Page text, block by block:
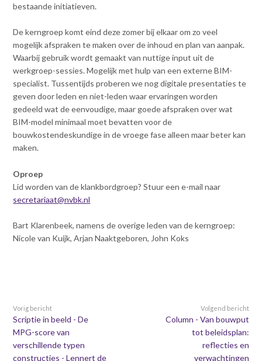
bestaande initiatieven.
De kerngroep komt eind deze zomer bij elkaar om zo veel
mogelijk afspraken te maken over de inhoud en plan van aanpak.
Waarbij gebruik wordt gemaakt van nuttige input uit de
werkgroep-sessies. Mogelijk met hulp van een externe BIM-
specialist. Tussentijds proberen we nog digitale presentaties te
geven door leden en niet-leden waar ervaringen worden
gedeeld wat de eenvoudige, maar goede afspraken over wat
BIM-model minimaal moet bevatten voor de
bouwkostendeskundige in de vroege fase alleen maar beter kan
maken.
Oproep
Lid worden van de klankbordgroep? Stuur een e-mail naar
secretariaat@nvbk.nl
Bart Klarenbeek, namens de overige leden van de kerngroep:
Nicole van Kuijk, Arjan Naaktgeboren, John Koks
Vorig bericht
Scriptie in beeld - De
MPG-score van
verschillende typen
constructies - Lennert de
Volgend bericht
Column - Van bouwput
tot beleidsplan:
reflecties en
verwachtingen